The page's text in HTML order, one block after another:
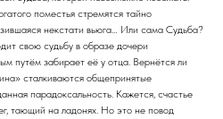
поместья стремятся тайно
некстати вьюга… Или сама Судьба?
свою судьбу в образе дочери
путём забирает её у отца. Вернётся ли
сталкиваются общепринятые
парадоксальность. Кажется, счастье
тающий на ладонях. Но это не повод